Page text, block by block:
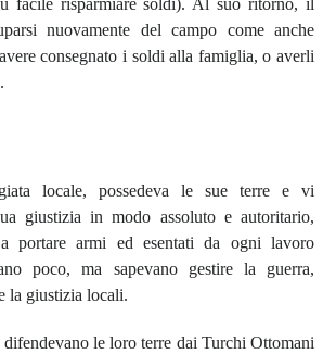
facile risparmiare soldi). Al suo ritorno, il
nuovamente del campo come anche
consegnato i soldi alla famiglia, o averli
locale, possedeva le sue terre e vi
giustizia in modo assoluto e autoritario,
portare armi ed esentati da ogni lavoro
poco, ma sapevano gestire la guerra,
la giustizia locali.
le loro terre dai Turchi Ottomani